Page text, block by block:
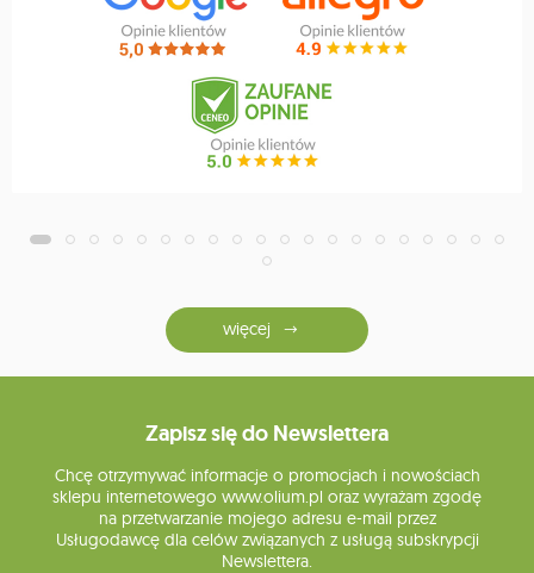
więcej
Zapisz się do Newslettera
Chcę otrzymywać informacje o promocjach i nowościach
sklepu internetowego www.olium.pl oraz wyrażam zgodę
na przetwarzanie mojego adresu e-mail przez
Usługodawcę dla celów związanych z usługą subskrypcji
Newslettera.